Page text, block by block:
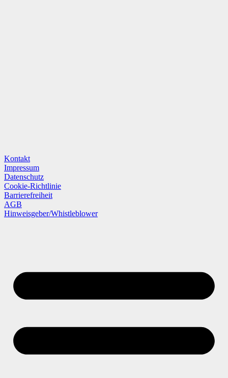
Kontakt
Impressum
Datenschutz
Cookie-Richtlinie
Barrierefreiheit
AGB
Hinweisgeber/Whistleblower